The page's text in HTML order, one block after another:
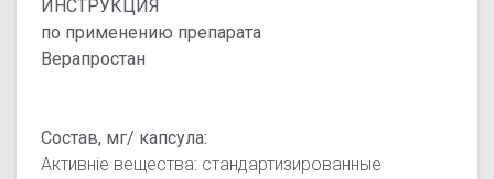
ИНСТРУКЦИЯ
по применению препарата
Верапростан
Состав, мг/ капсула:
Активніе вещества: стандартизированные